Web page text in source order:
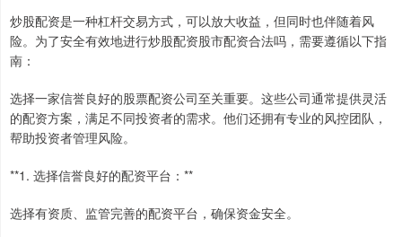
炒股配资是一种杠杆交易方式，可以放大收益，但同时也伴随着风
险。为了安全有效地进行炒股配资股市配资合法吗，需要遵循以下指
南：
选择一家信誉良好的股票配资公司至关重要。这些公司通常提供灵活
的配资方案，满足不同投资者的需求。他们还拥有专业的风控团队，
帮助投资者管理风险。
**1. 选择信誉良好的配资平台：**
选择有资质、监管完善的配资平台，确保资金安全。